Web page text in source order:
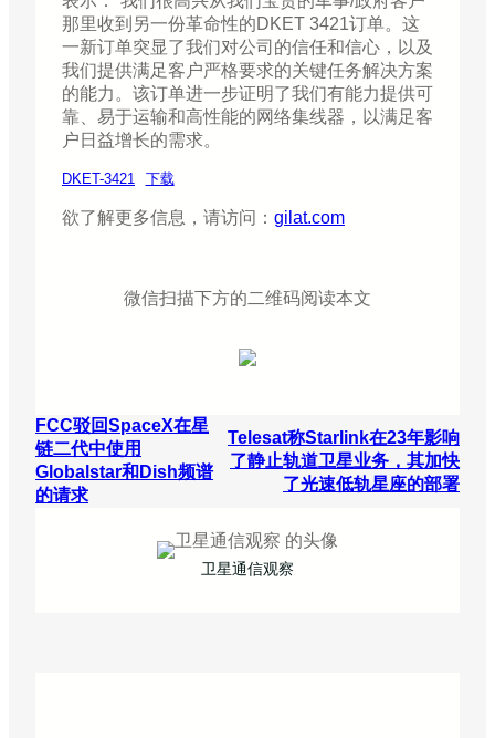
那里收到另一份革命性的DKET 3421订单。这
一新订单突显了我们对公司的信任和信心，以及
我们提供满足客户严格要求的关键任务解决方案
的能力。该订单进一步证明了我们有能力提供可
靠、易于运输和高性能的网络集线器，以满足客
户日益增长的需求。
DKET-3421 下载
欲了解更多信息，请访问： gilat.com
微信扫描下方的二维码阅读本文
FCC驳回SpaceX在星
链二代中使用
Globalstar和Dish频谱
的请求
Telesat称Starlink在23年影响
了静止轨道卫星业务，其加快
了光速低轨星座的部署
卫星通信观察